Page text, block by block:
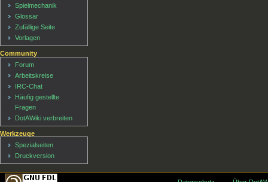
Spielmechanik
Glossar
Zufällige Seite
Vorlagen
Community
Forum
Arbeitskreise
IRC-Chat
Häufig gestellte
Fragen
DotAWiki verbreiten
Werkzeuge
Spezialseiten
Druckversion